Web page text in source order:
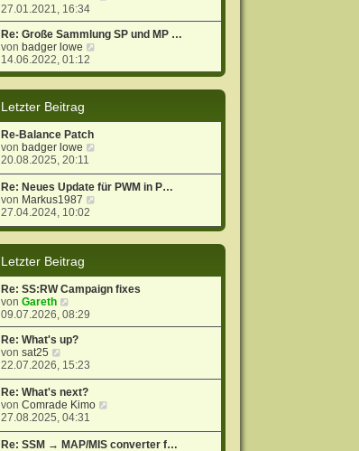
g
e
i
t
r
a
g
t
e
r
B
e
i
a
g
u
e
e
i
g
27.01.2021, 16:34
Re: Große Sammlung SP und MP …
von badger lowe
u
e
i
t
g
14.06.2022, 01:12
Letzter Beitrag
Re-Balance Patch
von badger lowe
u
e
r
B
t
g
20.08.2025, 20:11
Re: Neues Update für PWM in P…
von Markus1987
u
e
r
i
g
27.04.2024, 10:02
Letzter Beitrag
Re: SS:RW Campaign fixes
vonGareth
e
u
e
t
e
r
B
e
t
09.07.2026, 08:29
Re: What's up?
vonsat25
e
u
e
s
t
r
22.07.2026, 15:23
Re: What's next?
vonComrade Kimo
u
e
27.08.2025, 04:31
Re: SSM → MAP/MIS converter f…